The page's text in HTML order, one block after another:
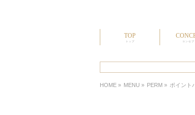
TOP
トップ コンセプ
HOME » MENU » PERM » ポイント